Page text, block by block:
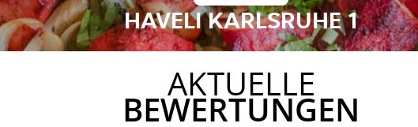
HAVELI KARLSRUHE 1
AKTUELLE
BEWERTUNGEN